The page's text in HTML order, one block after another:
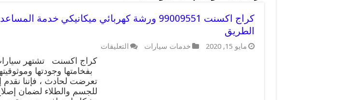
كراج اكسنت 99009551 ورشة كهربائي ميكانيكي خدمة
الطريق
مايو 15, 2020 خدمات سيارات التعليقات
اكسنت
99009551
ورشة
كهربائي
ميكانيكي
كراج اكسنت تشتهر
بفخامتها وجودتها
تعرضت لحادث ، فإننا نقدم
للجسم والطلاء لضمان